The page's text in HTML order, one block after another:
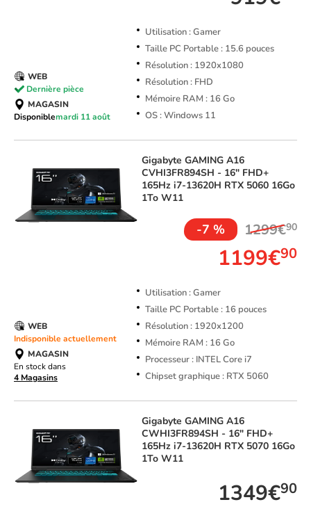
Utilisation : Gamer
Taille PC Portable : 15.6 pouces
Résolution : 1920x1080
Résolution : FHD
Mémoire RAM : 16 Go
OS : Windows 11
WEB
Dernière pièce
MAGASIN
Disponiblemardi 11 août
Gigabyte GAMING A16
CVHI3FR894SH - 16" FHD+
165Hz i7-13620H RTX 5060 16Go
1To W11
-7 % 1299€90
1199€90
Utilisation : Gamer
Taille PC Portable : 16 pouces
Résolution : 1920x1200
Mémoire RAM : 16 Go
Processeur : INTEL Core i7
Chipset graphique : RTX 5060
WEB
Indisponible actuellement
MAGASIN
En stock dans
4 Magasins
Gigabyte GAMING A16
CWHI3FR894SH - 16" FHD+
165Hz i7-13620H RTX 5070 16Go
1To W11
1349€90